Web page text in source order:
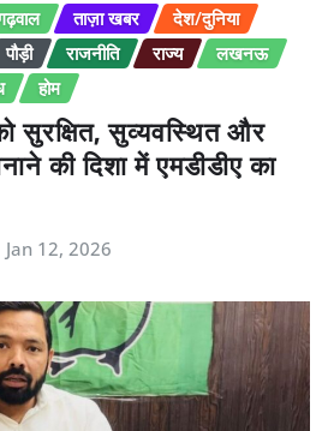
ताज़ा खबर
देश/दुनिया
पौड़ी राजनीति राज्य
लखनऊ
होम
सुरक्षित, सुव्यवस्थित और
की दिशा में एमडीडीए का
Jan 12, 2026